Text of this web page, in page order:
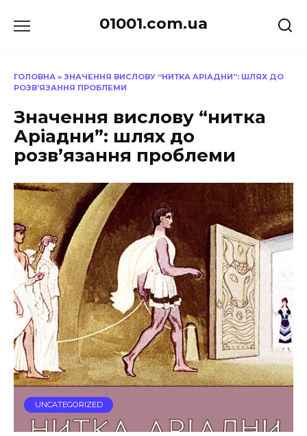
до
01001.com.ua
ГОЛОВНА » ЗНАЧЕННЯ ВИСЛОВУ “НИТКА АРІАДНИ”: ШЛЯХ ДО
РОЗВ’ЯЗАННЯ ПРОБЛЕМИ
Значення вислову “нитка
Аріадни”: шлях до
розв’язання проблеми
UNCATEGORIZED